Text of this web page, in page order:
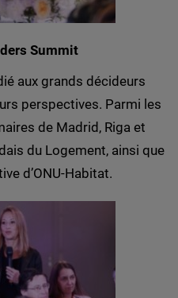
Summit
aux grands décideurs
perspectives. Parmi les
de Madrid, Riga et
du Logement, ainsi que
d’ONU-Habitat.​